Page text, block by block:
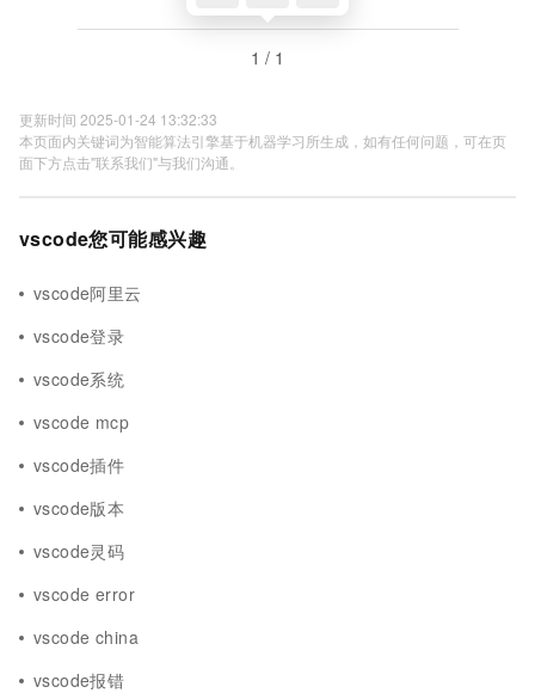
1 / 1
更新时间 2025-01-24 13:32:33
本页面内关键词为智能算法引擎基于机器学习所生成，如有任何问题，可在页
面下方点击"联系我们"与我们沟通。
vscode您可能感兴趣
vscode阿里云
vscode登录
vscode系统
vscode mcp
vscode插件
vscode版本
vscode灵码
vscode error
vscode china
vscode报错